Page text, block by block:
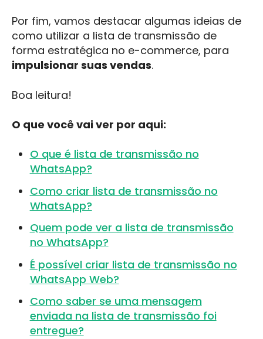
Por fim, vamos destacar algumas ideias de
como utilizar a lista de transmissão de
forma estratégica no e-commerce, para
impulsionar suas vendas.
Boa leitura!
O que você vai ver por aqui:
O que é lista de transmissão no
WhatsApp?
Como criar lista de transmissão no
WhatsApp?
Quem pode ver a lista de transmissão
no WhatsApp?
É possível criar lista de transmissão no
WhatsApp Web?
Como saber se uma mensagem
enviada na lista de transmissão foi
entregue?